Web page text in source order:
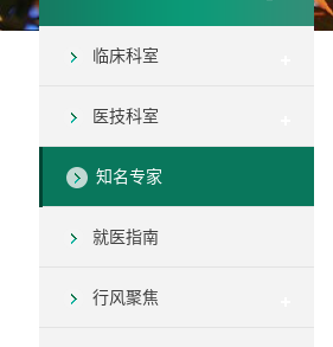
临床科室
医技科室
知名专家
就医指南
行风聚焦